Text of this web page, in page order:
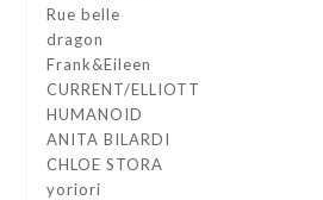
Rue belle
dragon
Frank&Eileen
CURRENT/ELLIOTT
HUMANOID
ANITA BILARDI
CHLOE STORA
yoriori